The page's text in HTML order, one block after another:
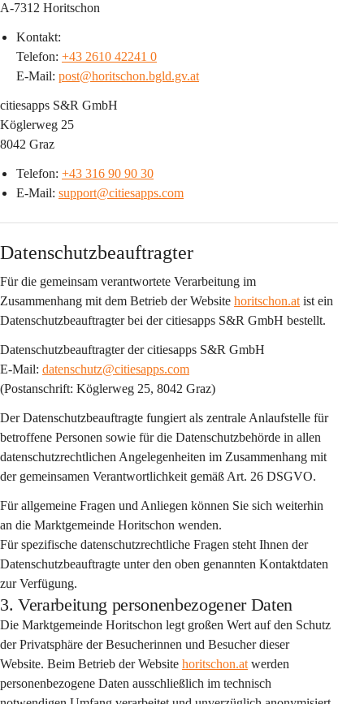
A-7312 Horitschon
Kontakt:
Telefon: +43 2610 42241 0
E-Mail: post@horitschon.bgld.gv.at
citiesapps S&R GmbH
Köglerweg 25
8042 Graz
Telefon: +43 316 90 90 30
E-Mail: support@citiesapps.com
Datenschutzbeauftragter
Für die gemeinsam verantwortete Verarbeitung im
Zusammenhang mit dem Betrieb der Website horitschon.at ist ein
Datenschutzbeauftragter bei der citiesapps S&R GmbH bestellt.
Datenschutzbeauftragter der citiesapps S&R GmbH
E-Mail: datenschutz@citiesapps.com
(Postanschrift: Köglerweg 25, 8042 Graz)
Der Datenschutzbeauftragte fungiert als zentrale Anlaufstelle für
betroffene Personen sowie für die Datenschutzbehörde in allen
datenschutzrechtlichen Angelegenheiten im Zusammenhang mit
der gemeinsamen Verantwortlichkeit gemäß Art. 26 DSGVO.
Für allgemeine Fragen und Anliegen können Sie sich weiterhin
an die Marktgemeinde Horitschon wenden.
Für spezifische datenschutzrechtliche Fragen steht Ihnen der
Datenschutzbeauftragte unter den oben genannten Kontaktdaten
zur Verfügung.
3. Verarbeitung personenbezogener Daten
Die Marktgemeinde Horitschon legt großen Wert auf den Schutz
der Privatsphäre der Besucherinnen und Besucher dieser
Website. Beim Betrieb der Website horitschon.at werden
personenbezogene Daten ausschließlich im technisch